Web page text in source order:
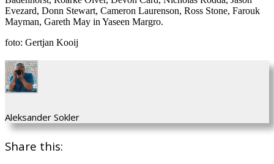
Evezard, Donn Stewart, Cameron Laurenson, Ross Stone, Farouk
Mayman, Gareth May in Yaseen Margro.
foto: Gertjan Kooij
Aleksander Sokler
Share this: